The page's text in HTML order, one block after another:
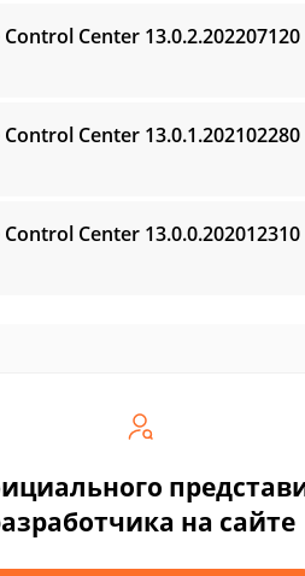
Center 13.0.2.202207120
Center 13.0.1.202102280
Center 13.0.0.202012310
на сайте